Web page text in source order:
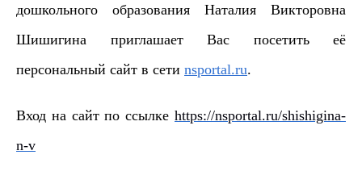
дошкольного образования Наталия Викторовна
Шишигина приглашает Вас посетить её
персональный сайт в сети nsportal.ru.
Вход на сайт по ссылке https://nsportal.ru/shishigina-
n-v